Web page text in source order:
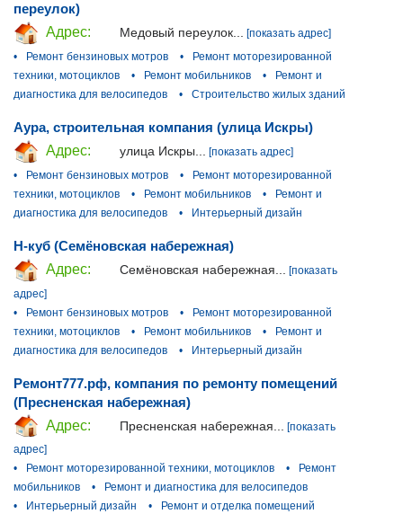
переулок)
Адрес:
Медовый переулок... [показать адрес]
•
Ремонт бензиновых мотров •
Ремонт моторезированной
техники, мотоциклов
• Ремонт мобильников •
Ремонт и
диагностика для велосипедов
• Строительство жилых зданий
Аура, строительная компания (улица Искры)
Адрес:
улица Искры...
[показать адрес]
•
Ремонт бензиновых мотров •
Ремонт моторезированной
техники, мотоциклов
• Ремонт мобильников •
Ремонт и
диагностика для велосипедов
• Интерьерный дизайн
Н-куб (Семёновская набережная)
Адрес:
Семёновская набережная...
[показать
адрес]
•
Ремонт бензиновых мотров •
Ремонт моторезированной
техники, мотоциклов
• Ремонт мобильников •
Ремонт и
диагностика для велосипедов
• Интерьерный дизайн
Ремонт777.рф, компания по ремонту помещений
(Пресненская набережная)
Адрес:
Пресненская набережная...
[показать
адрес]
•
Ремонт моторезированной техники, мотоциклов •
Ремонт
мобильников
•
Ремонт и диагностика для велосипедов
•
Интерьерный дизайн • Ремонт и отделка помещений